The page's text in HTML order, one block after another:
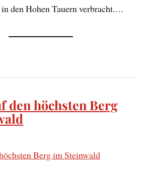
den Hohen Tauern verbracht.…
den höchsten Berg